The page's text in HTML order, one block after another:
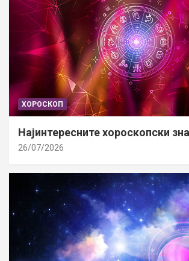
ХОРОСКОП
Најинтересните хороскопски
26/07/2026